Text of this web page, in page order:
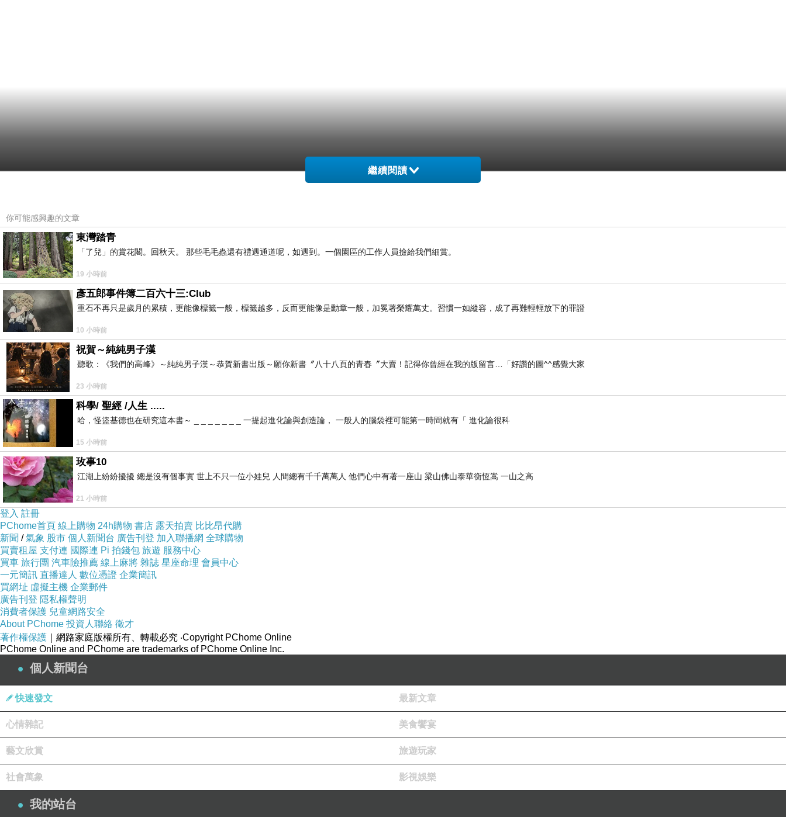
繼續閱讀
你可能感興趣的文章
東灣踏青
「了兒」的賞花閣。回秋天。 那些毛毛蟲還有禮遇通道呢，如遇到。一個園區的工作人員撿給我們細賞。
19 小時前
彥五郎事件簿二百六十三:Club
重石不再只是歲月的累積，更能像標籤一般，標籤越多，反而更能像是勳章一般，加冕著榮耀萬丈。習慣一如縱容，成了再難輕輕放下的罪證
10 小時前
祝賀～純純男子漢
聽歌：《我們的高峰》～純純男子漢～恭賀新書出版～願你新書〞八十八頁的青春〞大賣！記得你曾經在我的版留言…「好讚的圖^^感覺大家
23 小時前
科學/ 聖經 /人生 .....
哈，怪盜基德也在研究這本書～ _ _ _ _ _ _ _ 一提起進化論與創造論， 一般人的腦袋裡可能第一時間就有「 進化論很科
15 小時前
玫事10
江湖上紛紛擾擾 總是沒有個事實 世上不只一位小娃兒 人間總有千千萬萬人 他們心中有著一座山 梁山佛山泰華衡恆嵩 一山之高
21 小時前
登入 註冊
PChome首頁 線上購物 24h購物 書店 露天拍賣 比比昂代購
新聞 /氣象 股市 個人新聞台 廣告刊登 加入聯播網 全球購物
買賣租屋 支付連 國際連 Pi 拍錢包 旅遊 服務中心
買車 旅行團 汽車險推薦 線上麻將 雜誌 星座命理 會員中心
一元簡訊 直播達人 數位憑證 企業簡訊
買網址 虛擬主機 企業郵件
廣告刊登 隱私權聲明
消費者保護 兒童網路安全
About PChome 投資人聯絡 徵才
著作權保護 ｜網路家庭版權所有、轉載必究 ‧Copyright PChome Online
PChome Online and PChome are trademarks of PChome Online Inc.
個人新聞台
快速發文 最新文章
心情雜記 美食饗宴
藝文欣賞 旅遊玩家
社會萬象 影視娛樂
我的站台